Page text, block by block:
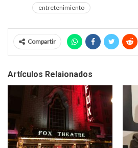
entretenimiento
Compartir
Artículos Relaionados